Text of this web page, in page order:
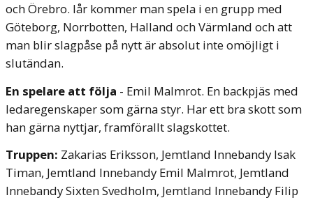
och Örebro. Iår kommer man spela i en grupp med
Göteborg, Norrbotten, Halland och Värmland och att
man blir slagpåse på nytt är absolut inte omöjligt i
slutändan.
En spelare att följa - Emil Malmrot. En backpjäs med
ledaregenskaper som gärna styr. Har ett bra skott som
han gärna nyttjar, framförallt slagskottet.
Truppen: Zakarias Eriksson, Jemtland Innebandy Isak
Timan, Jemtland Innebandy Emil Malmrot, Jemtland
InnebandySixten Svedholm, Jemtland Innebandy Filip